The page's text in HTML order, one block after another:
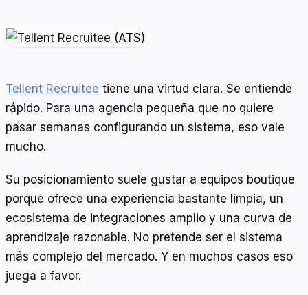
Tellent Recruitee tiene una virtud clara. Se entiende
rápido. Para una agencia pequeña que no quiere
pasar semanas configurando un sistema, eso vale
mucho.
Su posicionamiento suele gustar a equipos boutique
porque ofrece una experiencia bastante limpia, un
ecosistema de integraciones amplio y una curva de
aprendizaje razonable. No pretende ser el sistema
más complejo del mercado. Y en muchos casos eso
juega a favor.